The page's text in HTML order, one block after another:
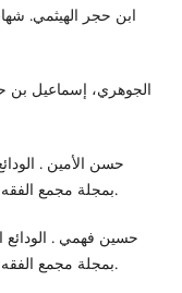
بمجلة مجمع الفقه الإسلامي الدولي. الدورة التاسعة. العدد التاسع.
بمجلة مجمع الفقه الإسلامي الدولي. الدورة التاسعة. العدد التاسع.